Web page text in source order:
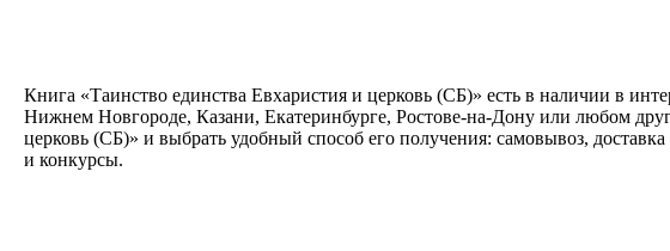
Книга «Таинство единства Евхаристия и церковь (СБ)» есть в наличии в
Нижнем Новгороде, Казани, Екатеринбурге, Ростове-на-Дону или любом
церковь (СБ)» и выбрать удобный способ его получения: самовывоз,
и конкурсы.